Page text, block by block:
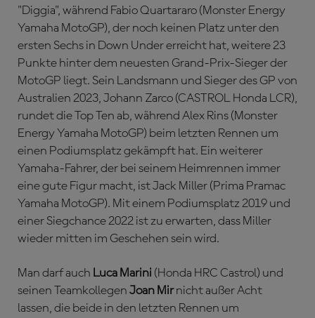
"Diggia", während Fabio Quartararo (Monster Energy
Yamaha MotoGP), der noch keinen Platz unter den
ersten Sechs in Down Under erreicht hat, weitere 23
Punkte hinter dem neuesten Grand-Prix-Sieger der
MotoGP liegt. Sein Landsmann und Sieger des GP von
Australien 2023, Johann Zarco (CASTROL Honda LCR),
rundet die Top Ten ab, während Alex Rins (Monster
Energy Yamaha MotoGP) beim letzten Rennen um
einen Podiumsplatz gekämpft hat. Ein weiterer
Yamaha-Fahrer, der bei seinem Heimrennen immer
eine gute Figur macht, ist Jack Miller (Prima Pramac
Yamaha MotoGP). Mit einem Podiumsplatz 2019 und
einer Siegchance 2022 ist zu erwarten, dass Miller
wieder mitten im Geschehen sein wird.
Man darf auch Luca Marini (Honda HRC Castrol) und
seinen Teamkollegen Joan Mirnicht außer Acht
lassen, die beide in den letzten Rennen um